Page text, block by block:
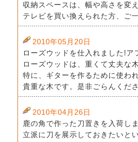
収納スペースは、幅や高さを変
テレビを買い換えられた方、ご
2010年05月20日
ローズウッドを仕入れました!
ローズウッドは、重くて丈夫な
特に、ギターを作るために使わ
貴重な木です。是非ごらんくだ
2010年04月26日
鹿の角で作った刀置きを入荷し
立派に刀を展示しておきたいと